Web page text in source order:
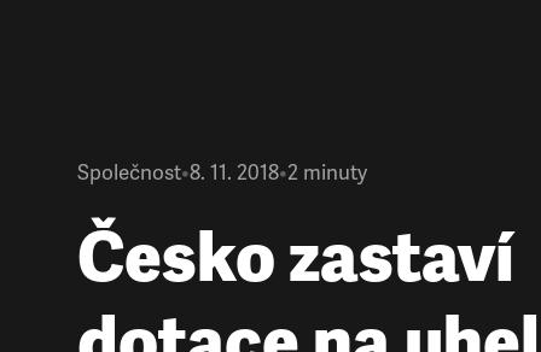
Společnost•8. 11. 2018•2 minuty
Česko zastaví